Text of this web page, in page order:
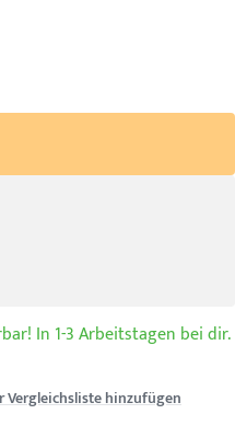
In 1-3 Arbeitstagen bei dir.
Vergleichsliste hinzufügen